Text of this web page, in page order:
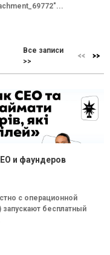
Все записи
>>
и фаундеров
с операционной
запускают бесплатный